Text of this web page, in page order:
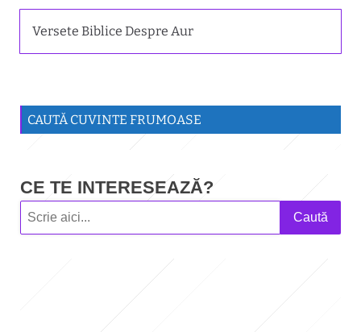
Versete Biblice Despre Aur
CAUTĂ CUVINTE FRUMOASE
CE TE INTERESEAZĂ?
Caută